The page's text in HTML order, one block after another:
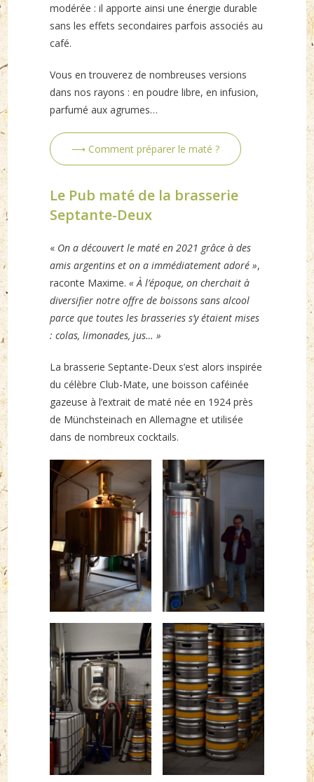
modérée : il apporte ainsi une énergie durable
sans les effets secondaires parfois associés au
café.
Vous en trouverez de nombreuses versions
dans nos rayons : en poudre libre, en infusion,
parfumé aux agrumes…
⟶ Comment préparer le maté ?
Le Pub maté de la brasserie
Septante-Deux
« On a découvert le maté en 2021 grâce à des
amis argentins et on a immédiatement adoré »,
raconte Maxime.« À l’époque, on cherchait à
diversifier notre offre de boissons sans alcool
parce que toutes les brasseries s’y étaient mises
: colas, limonades, jus… »
La brasserie Septante-Deux s’est alors inspirée
du célèbre Club-Mate, une boisson caféinée
gazeuse à l’extrait de maté née en 1924 près
de Münchsteinach en Allemagne et utilisée
dans de nombreux cocktails.